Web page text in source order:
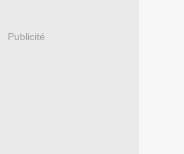
Publicité